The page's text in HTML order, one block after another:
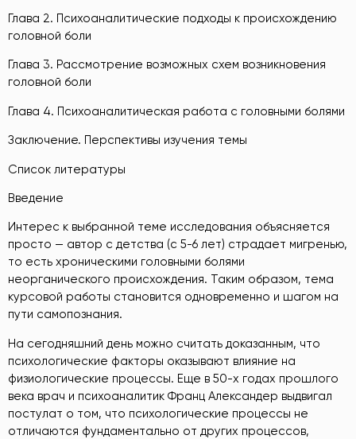
Глава 2. Психоаналитические подходы к происхождению
головной боли
Глава 3. Рассмотрение возможных схем возникновения
головной боли
Глава 4. Психоаналитическая работа с головными болями
Заключение. Перспективы изучения темы
Список литературы
Введение
Интерес к выбранной теме исследования объясняется
просто — автор с детства (с 5-6 лет) страдает мигренью,
то есть хроническими головными болями
неорганического происхождения. Таким образом, тема
курсовой работы становится одновременно и шагом на
пути самопознания.
На сегодняшний день можно считать доказанным, что
психологические факторы оказывают влияние на
физиологические процессы. Еще в 50-х годах прошлого
века врач и психоаналитик Франц Александер выдвигал
постулат о том, что психологические процессы не
отличаются фундаментально от других процессов,